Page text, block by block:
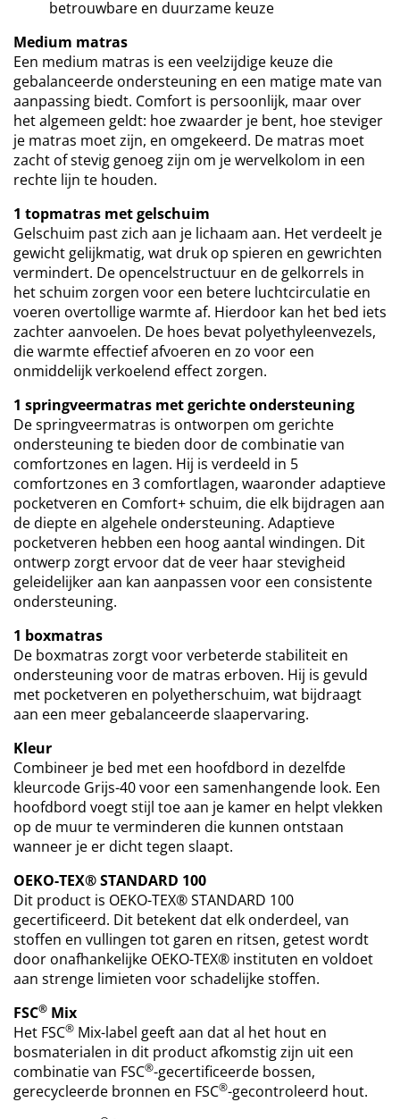
betrouwbare en duurzame keuze
Medium matras
Een medium matras is een veelzijdige keuze die
gebalanceerde ondersteuning en een matige mate van
aanpassing biedt. Comfort is persoonlijk, maar over
het algemeen geldt: hoe zwaarder je bent, hoe steviger
je matras moet zijn, en omgekeerd. De matras moet
zacht of stevig genoeg zijn om je wervelkolom in een
rechte lijn te houden.
1 topmatras met gelschuim
Gelschuim past zich aan je lichaam aan. Het verdeelt je
gewicht gelijkmatig, wat druk op spieren en gewrichten
vermindert. De opencelstructuur en de gelkorrels in
het schuim zorgen voor een betere luchtcirculatie en
voeren overtollige warmte af. Hierdoor kan het bed iets
zachter aanvoelen. De hoes bevat polyethyleenvezels,
die warmte effectief afvoeren en zo voor een
onmiddelijk verkoelend effect zorgen.
1 springveermatras met gerichte ondersteuning
De springveermatras is ontworpen om gerichte
ondersteuning te bieden door de combinatie van
comfortzones en lagen. Hij is verdeeld in 5
comfortzones en 3 comfortlagen, waaronder adaptieve
pocketveren en Comfort+ schuim, die elk bijdragen aan
de diepte en algehele ondersteuning. Adaptieve
pocketveren hebben een hoog aantal windingen. Dit
ontwerp zorgt ervoor dat de veer haar stevigheid
geleidelijker aan kan aanpassen voor een consistente
ondersteuning.
1 boxmatras
De boxmatras zorgt voor verbeterde stabiliteit en
ondersteuning voor de matras erboven. Hij is gevuld
met pocketveren en polyetherschuim, wat bijdraagt
aan een meer gebalanceerde slaapervaring.
Kleur
Combineer je bed met een hoofdbord in dezelfde
kleurcode Grijs-40 voor een samenhangende look. Een
hoofdbord voegt stijl toe aan je kamer en helpt vlekken
op de muur te verminderen die kunnen ontstaan
wanneer je er dicht tegen slaapt.
OEKO-TEX® STANDARD 100
Dit product is OEKO-TEX® STANDARD 100
gecertificeerd. Dit betekent dat elk onderdeel, van
stoffen en vullingen tot garen en ritsen, getest wordt
door onafhankelijke OEKO-TEX® instituten en voldoet
aan strenge limieten voor schadelijke stoffen.
FSC® Mix
Het FSC® Mix-label geeft aan dat al het hout en
bosmaterialen in dit product afkomstig zijn uit een
combinatie van FSC®-gecertificeerde bossen,
gerecycleerde bronnen en FSC®-gecontroleerd hout.